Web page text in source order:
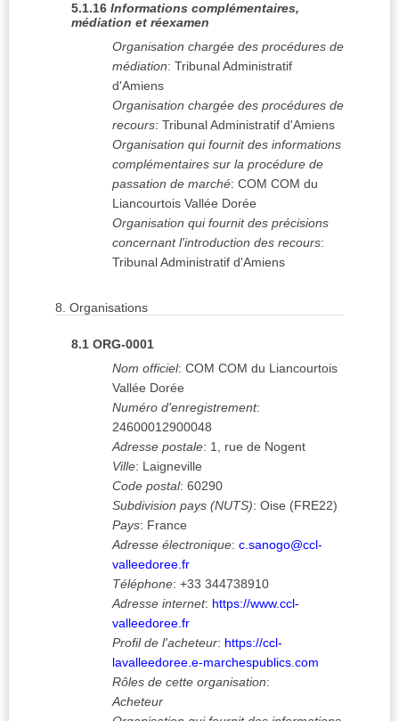
5.1.16 Informations complémentaires,
médiation et réexamen
Organisation chargée des procédures de
médiation: Tribunal Administratif
d'Amiens
Organisation chargée des procédures de
recours: Tribunal Administratif d'Amiens
Organisation qui fournit des informations
complémentaires sur la procédure de
passation de marché: COM COM du
Liancourtois Vallée Dorée
Organisation qui fournit des précisions
concernant l'introduction des recours:
Tribunal Administratif d'Amiens
8. Organisations
8.1 ORG-0001
Nom officiel: COM COM du Liancourtois
Vallée Dorée
Numéro d'enregistrement:
24600012900048
Adresse postale: 1, rue de Nogent
Ville: Laigneville
Code postal: 60290
Subdivision pays (NUTS): Oise (FRE22)
Pays: France
Adresse électronique: c.sanogo@ccl-
valleedoree.fr
Téléphone: +33 344738910
Adresse internet: https://www.ccl-
valleedoree.fr
Profil de l'acheteur: https://ccl-
lavalleedoree.e-marchespublics.com
Rôles de cette organisation:
Acheteur